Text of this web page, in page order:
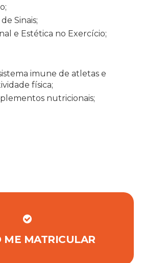
Sinais;
e Estética no Exercício;
imune de atletas e
física;
nutricionais;
ME MATRICULAR